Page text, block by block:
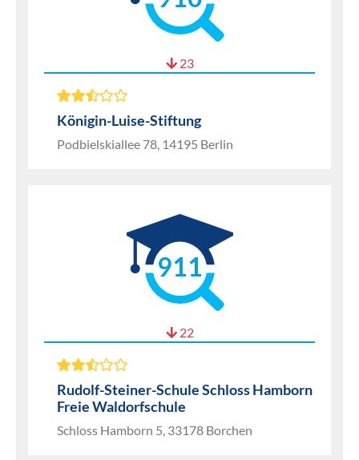
23
Königin-Luise-Stiftung
Podbielskiallee 78, 14195 Berlin
911
22
Rudolf-Steiner-Schule Schloss Hamborn
Freie Waldorfschule
Schloss Hamborn 5, 33178 Borchen